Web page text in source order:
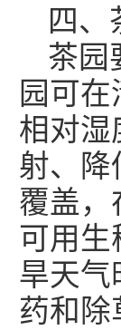
四、
茶园
园可
相对湿
射、降
覆盖，
可用生
旱天气
药和除